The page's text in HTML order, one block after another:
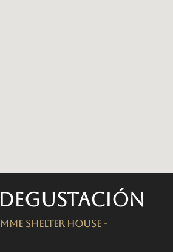
Shelter House -